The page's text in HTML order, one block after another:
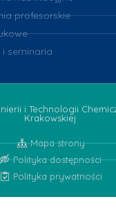
profesorskie
seminaria
i Technologii
Krakowskiej
Mapa strony
Polityka dostępności
Polityka prywatności